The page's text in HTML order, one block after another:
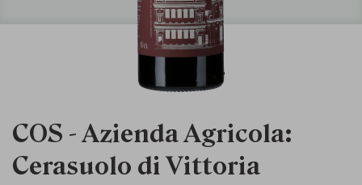
COS - Azienda Agricola:
Cerasuolo di Vittoria